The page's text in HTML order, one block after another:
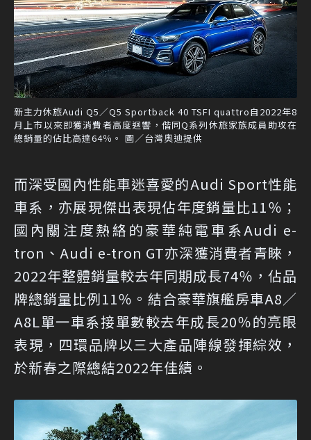
新主力休旅Audi Q5／Q5 Sportback 40 TSFI quattro自2022年8
月上市以來即獲消費者高度迴響，偕同Q系列休旅家族成員助攻在
總銷量的佔比高達64％。 圖／台灣奧迪提供
而深受國內性能車迷喜愛的Audi Sport性能
車系，亦展現傑出表現佔年度銷量比11％；
國內關注度熱絡的豪華純電車系Audi e-
tron、Audi e-tron GT亦深獲消費者青睞，
2022年整體銷量較去年同期成長74％，佔品
牌總銷量比例11％。結合豪華旗艦房車A8／
A8L單一車系接單數較去年成長20％的亮眼
表現，四環品牌以三大產品陣線發揮綜效，
於新春之際總結2022年佳績。